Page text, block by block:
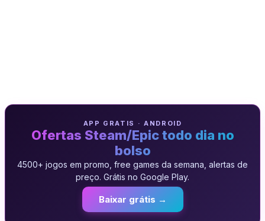
APP GRATIS · ANDROID
Ofertas Steam/Epic todo dia no
bolso
4500+ jogos em promo, free games da semana, alertas de
preço. Grátis no Google Play.
Baixar grátis →